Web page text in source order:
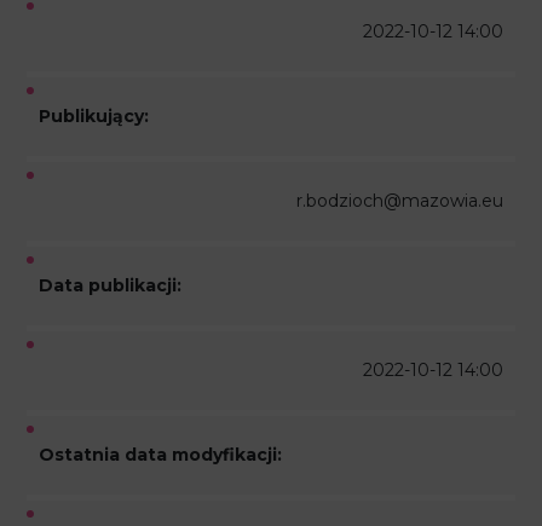
2022-10-12 14:00
Publikujący:
r.bodzioch@mazowia.eu
Data publikacji:
2022-10-12 14:00
Ostatnia data modyfikacji: